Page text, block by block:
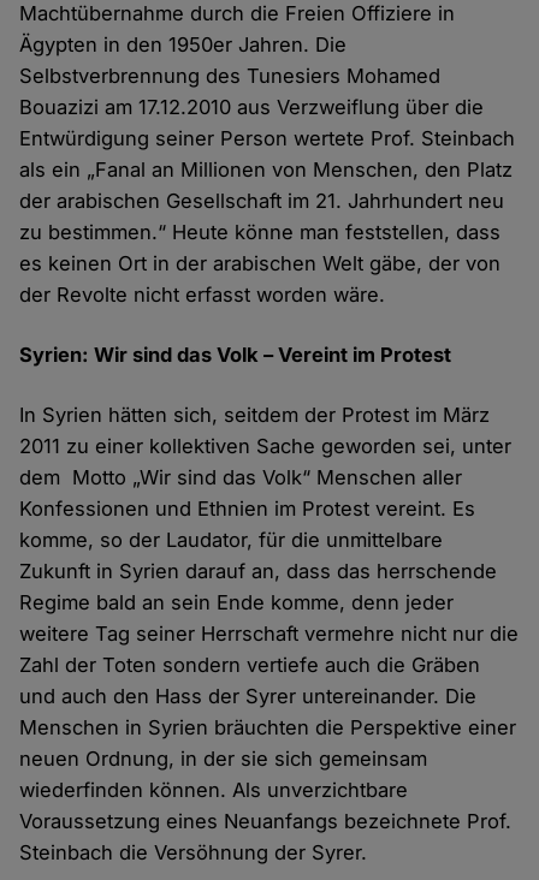
Machtübernahme durch die Freien Offiziere in
Ägypten in den 1950er Jahren. Die
Selbstverbrennung des Tunesiers Mohamed
Bouazizi am 17.12.2010 aus Verzweiflung über die
Entwürdigung seiner Person wertete Prof. Steinbach
als ein „Fanal an Millionen von Menschen, den Platz
der arabischen Gesellschaft im 21. Jahrhundert neu
zu bestimmen.“ Heute könne man feststellen, dass
es keinen Ort in der arabischen Welt gäbe, der von
der Revolte nicht erfasst worden wäre.
Syrien: Wir sind da​s Volk – Vereint im Protest
In Syrien hätten sich, seitdem der Protest im März
2011 zu einer kollektiven Sache geworden sei, unter
dem Motto „Wir sind das Volk“ Menschen aller
Konfessionen und Ethnien im Protest vereint. Es
komme, so der Laudator, für die unmittelbare
Zukunft in Syrien darauf an, dass das herrschende
Regime bald an sein Ende komme, denn jeder
weitere Tag seiner Herrschaft vermehre nicht nur die
Zahl der Toten sondern vertiefe auch die Gräben
und auch den Hass der Syrer untereinander. Die
Menschen in Syrien bräuchten die Perspektive einer
neuen Ordnung, in der sie sich gemeinsam
wiederfinden können. Als unverzichtbare
Voraussetzung eines Neuanfangs bezeichnete Prof.
Steinbach die Versöhnung der Syrer.